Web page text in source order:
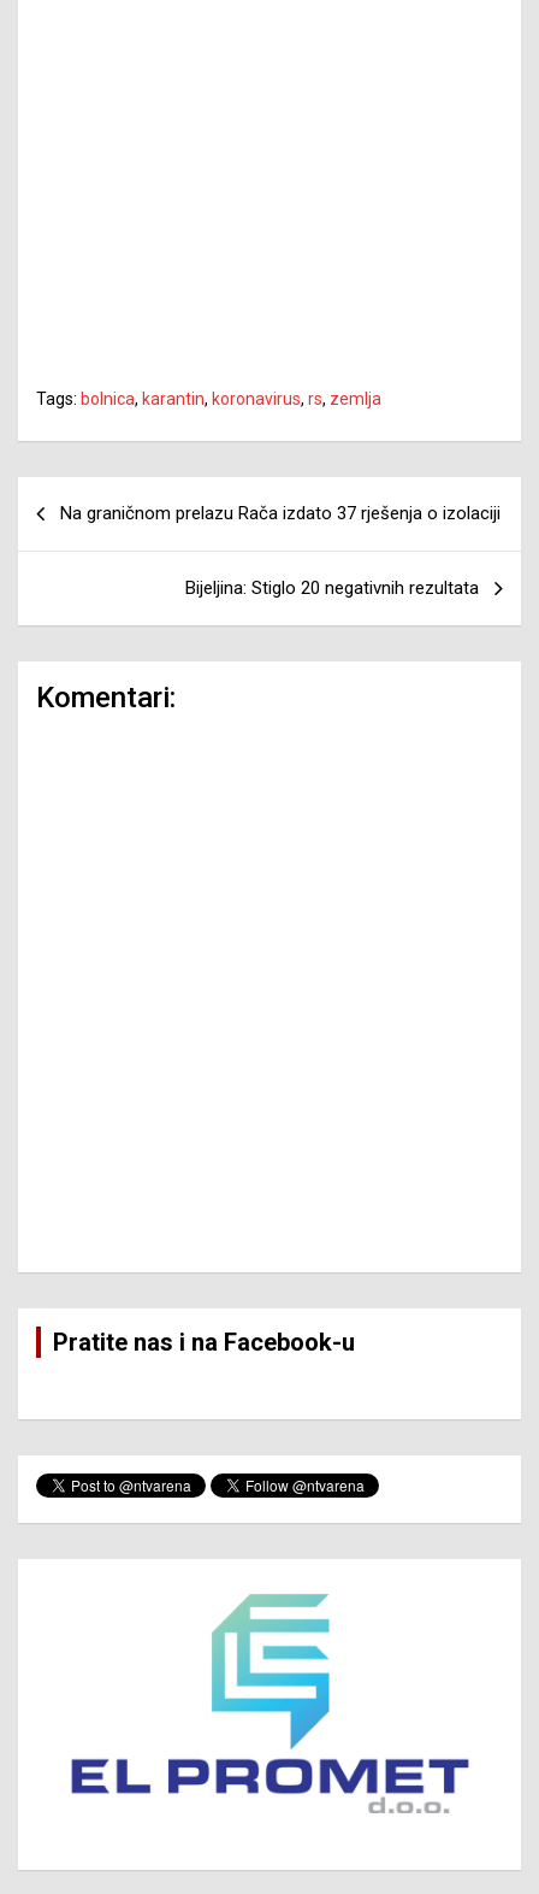
Tags: bolnica, karantin, koronavirus, rs, zemlja
članaka
Na graničnom prelazu Rača izdato 37 rješenja o izolaciji
Bijeljina: Stiglo 20 negativnih rezultata
Komentari:
Pratite nas i na Facebook-u